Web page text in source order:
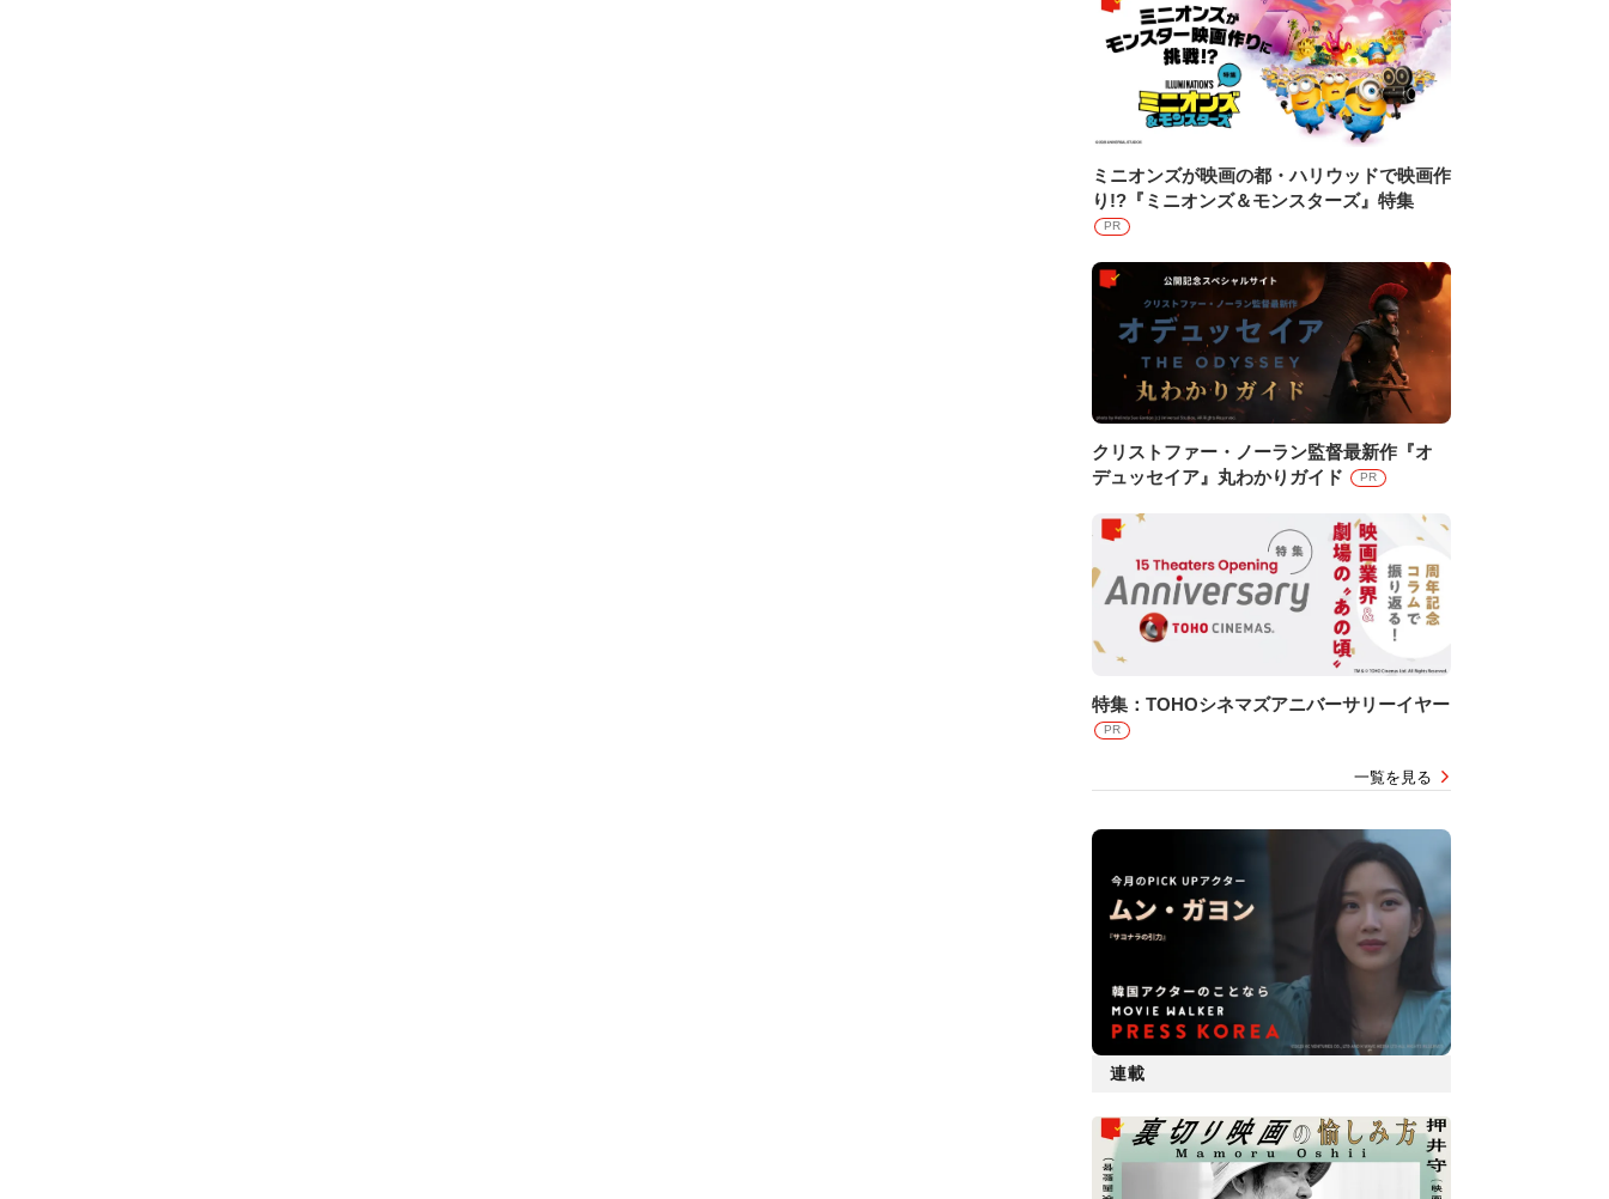
ミニオンズが映画の都・ハリウッドで映画作
り!?『ミニオンズ＆モンスターズ』特集
PR
クリストファー・ノーラン監督最新作『オ
デュッセイア』丸わかりガイド
PR
特集：TOHOシネマズアニバーサリーイヤー
PR
一覧を見る
連載